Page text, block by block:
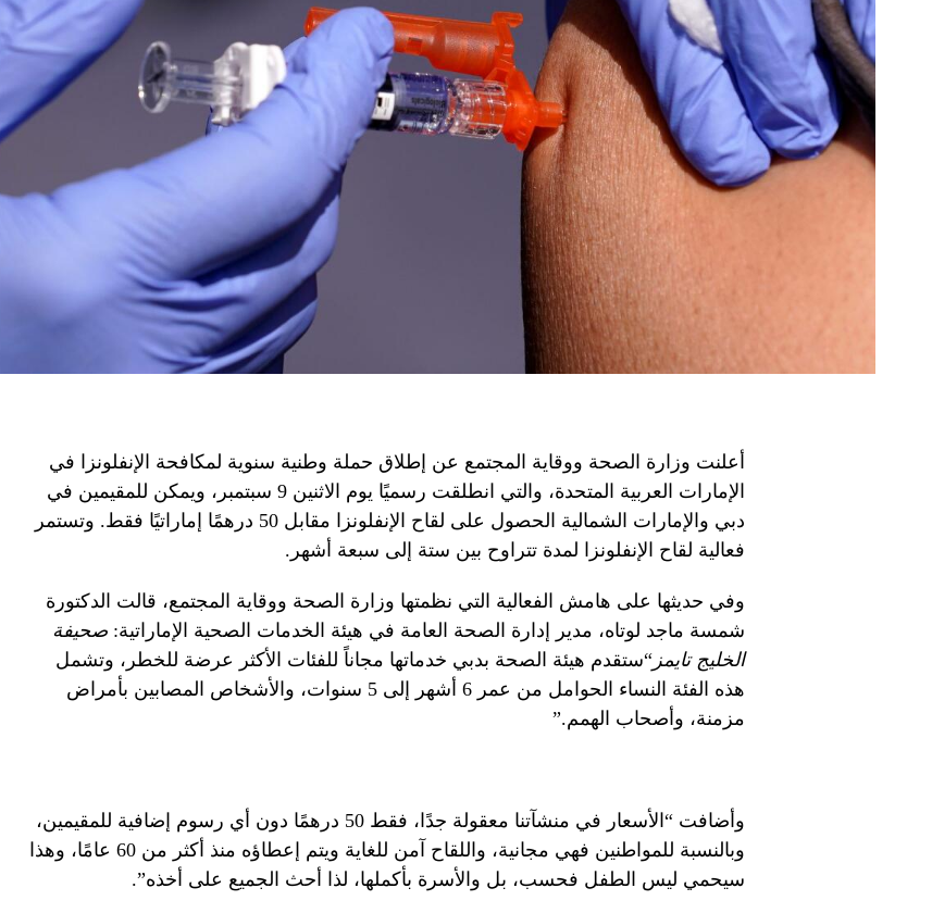
أعلنت وزارة الصحة ووقاية المجتمع عن إطلاق حملة وطنية سنوية لمكافحة الإنفلونزا في
الإمارات العربية المتحدة، والتي انطلقت رسميًا يوم الاثنين 9 سبتمبر، ويمكن للمقيمين في
دبي والإمارات الشمالية الحصول على لقاح الإنفلونزا مقابل 50 درهمًا إماراتيًا فقط. وتستمر
فعالية لقاح الإنفلونزا لمدة تتراوح بين ستة إلى سبعة أشهر.
وفي حديثها على هامش الفعالية التي نظمتها وزارة الصحة ووقاية المجتمع، قالت الدكتورة
شمسة ماجد لوتاه، مدير إدارة الصحة العامة في هيئة الخدمات الصحية الإماراتية: صحيفة
الخليج تايمز “ستقدم هيئة الصحة بدبي خدماتها مجاناً للفئات الأكثر عرضة للخطر، وتشمل
هذه الفئة النساء الحوامل من عمر 6 أشهر إلى 5 سنوات، والأشخاص المصابين بأمراض
مزمنة، وأصحاب الهمم.”
وأضافت “الأسعار في منشآتنا معقولة جدًا، فقط 50 درهمًا دون أي رسوم إضافية للمقيمين،
وبالنسبة للمواطنين فهي مجانية، واللقاح آمن للغاية ويتم إعطاؤه منذ أكثر من 60 عامًا، وهذا
سيحمي ليس الطفل فحسب، بل والأسرة بأكملها، لذا أحث الجميع على أخذه”.